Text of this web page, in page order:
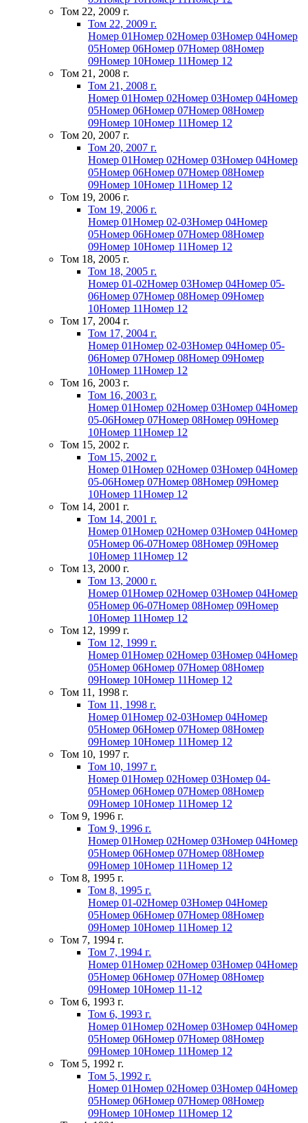
Том 22, 2009 г.
Том 22, 2009 г.
Номер 01Номер 02Номер 03Номер 04Номер
05Номер 06Номер 07Номер 08Номер
09Номер 10Номер 11Номер 12
Том 21, 2008 г.
Том 21, 2008 г.
Номер 01Номер 02Номер 03Номер 04Номер
05Номер 06Номер 07Номер 08Номер
09Номер 10Номер 11Номер 12
Том 20, 2007 г.
Том 20, 2007 г.
Номер 01Номер 02Номер 03Номер 04Номер
05Номер 06Номер 07Номер 08Номер
09Номер 10Номер 11Номер 12
Том 19, 2006 г.
Том 19, 2006 г.
Номер 01Номер 02-03Номер 04Номер
05Номер 06Номер 07Номер 08Номер
09Номер 10Номер 11Номер 12
Том 18, 2005 г.
Том 18, 2005 г.
Номер 01-02Номер 03Номер 04Номер 05-
06Номер 07Номер 08Номер 09Номер
10Номер 11Номер 12
Том 17, 2004 г.
Том 17, 2004 г.
Номер 01Номер 02-03Номер 04Номер 05-
06Номер 07Номер 08Номер 09Номер
10Номер 11Номер 12
Том 16, 2003 г.
Том 16, 2003 г.
Номер 01Номер 02Номер 03Номер 04Номер
05-06Номер 07Номер 08Номер 09Номер
10Номер 11Номер 12
Том 15, 2002 г.
Том 15, 2002 г.
Номер 01Номер 02Номер 03Номер 04Номер
05-06Номер 07Номер 08Номер 09Номер
10Номер 11Номер 12
Том 14, 2001 г.
Том 14, 2001 г.
Номер 01Номер 02Номер 03Номер 04Номер
05Номер 06-07Номер 08Номер 09Номер
10Номер 11Номер 12
Том 13, 2000 г.
Том 13, 2000 г.
Номер 01Номер 02Номер 03Номер 04Номер
05Номер 06-07Номер 08Номер 09Номер
10Номер 11Номер 12
Том 12, 1999 г.
Том 12, 1999 г.
Номер 01Номер 02Номер 03Номер 04Номер
05Номер 06Номер 07Номер 08Номер
09Номер 10Номер 11Номер 12
Том 11, 1998 г.
Том 11, 1998 г.
Номер 01Номер 02-03Номер 04Номер
05Номер 06Номер 07Номер 08Номер
09Номер 10Номер 11Номер 12
Том 10, 1997 г.
Том 10, 1997 г.
Номер 01Номер 02Номер 03Номер 04-
05Номер 06Номер 07Номер 08Номер
09Номер 10Номер 11Номер 12
Том 9, 1996 г.
Том 9, 1996 г.
Номер 01Номер 02Номер 03Номер 04Номер
05Номер 06Номер 07Номер 08Номер
09Номер 10Номер 11Номер 12
Том 8, 1995 г.
Том 8, 1995 г.
Номер 01-02Номер 03Номер 04Номер
05Номер 06Номер 07Номер 08Номер
09Номер 10Номер 11Номер 12
Том 7, 1994 г.
Том 7, 1994 г.
Номер 01Номер 02Номер 03Номер 04Номер
05Номер 06Номер 07Номер 08Номер
09Номер 10Номер 11-12
Том 6, 1993 г.
Том 6, 1993 г.
Номер 01Номер 02Номер 03Номер 04Номер
05Номер 06Номер 07Номер 08Номер
09Номер 10Номер 11Номер 12
Том 5, 1992 г.
Том 5, 1992 г.
Номер 01Номер 02Номер 03Номер 04Номер
05Номер 06Номер 07Номер 08Номер
09Номер 10Номер 11Номер 12